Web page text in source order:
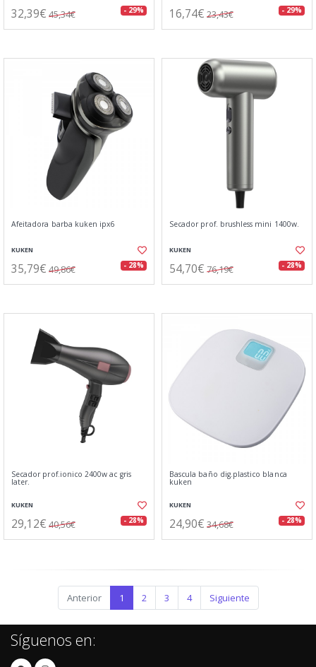
32,39€ 45,34€ - 29% 16,74€ 23,43€ - 29%
Afeitadora barba kuken ipx6
KUKEN
35,79€ 49,86€ - 28%
Secador prof. brushless mini 1400w.
KUKEN
54,70€ 76,19€ - 28%
Secador prof.ionico 2400w ac gris
later.
KUKEN
29,12€ 40,56€ - 28%
Bascula baño dig.plastico blanca
kuken
KUKEN
24,90€ 34,68€ - 28%
Anterior 1 2 3 4 Siguiente
Síguenos en: